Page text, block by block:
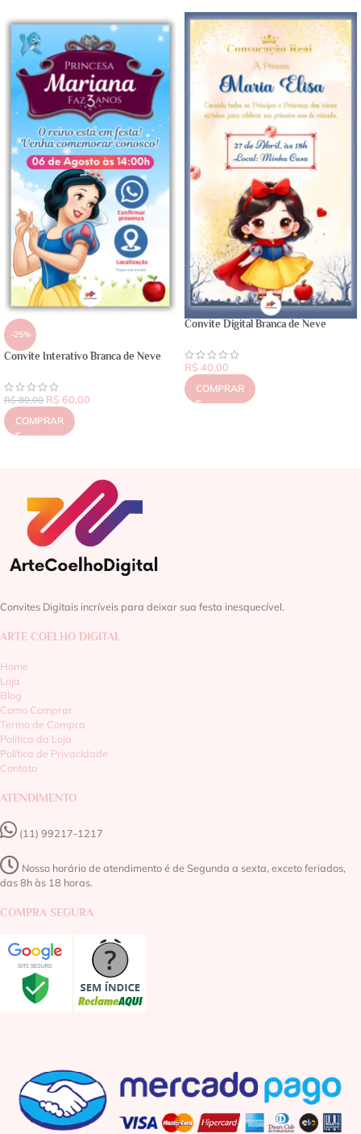
-25%
Convite Interativo Branca de Neve
R$80,00 R$ 60,00
COMPRAR
Convite Digital Branca de Neve
R$ 40,00
COMPRAR
Convites Digitais incríveis para deixar sua festa inesquecível.
ARTE COELHO DIGITAL
Home
Loja
Blog
Como Comprar
Termo de Compra
Política da Loja
Política de Privacidade
Contato
ATENDIMENTO
(11) 99217-1217‬
Nosso horário de atendimento é de Segunda a sexta, exceto feriados,
das 8h às 18 horas.
COMPRA SEGURA